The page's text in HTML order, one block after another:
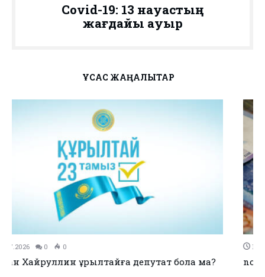
Covid-19: 13 науқастың
жағдайы ауыр
ҰҚСАС ЖАҢАЛЫҚТАР
11.07.2026 0
no title